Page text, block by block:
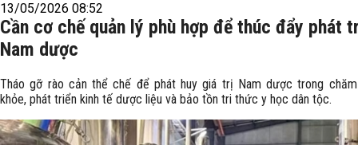
13/05/2026 08:52
Cần cơ chế quản lý phù hợp để thúc đẩy phát
Nam dược
Tháo gỡ rào cản thể chế để phát huy giá trị Nam dược trong
khỏe, phát triển kinh tế dược liệu và bảo tồn tri thức y học dân tộc.